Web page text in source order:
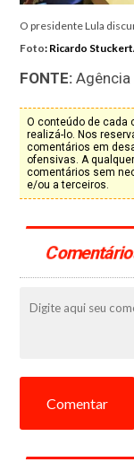
O presidente Lula
Foto: Ricardo
FONTE:Agência
O conteúdo de cada
realizá-lo. Nos
comentários em
ofensivas. A
comentários sem
e/ou a terceiros.
Comentar